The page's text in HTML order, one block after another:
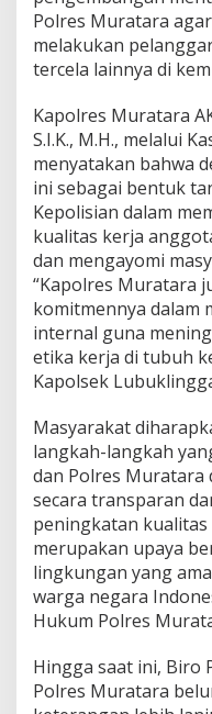
Polres Muratara
melakukan
tercela lainnya di
Kapolres Muratara
S.I.K., M.H., melalui
menyatakan bahwa
ini sebagai bentuk
Kepolisian dalam
kualitas kerja
dan mengayomi
“Kapolres Muratara
komitmennya dalam
internal guna
etika kerja di tubuh
Kapolsek
Masyarakat
langkah-langkah
dan Polres Muratara
secara transparan
peningkatan
merupakan upaya
lingkungan yang
warga negara
Hukum Polres
Hingga saat ini, Biro
Polres Muratara